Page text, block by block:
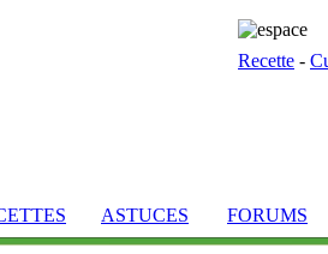
Recette -
ASTUCES FORUMS